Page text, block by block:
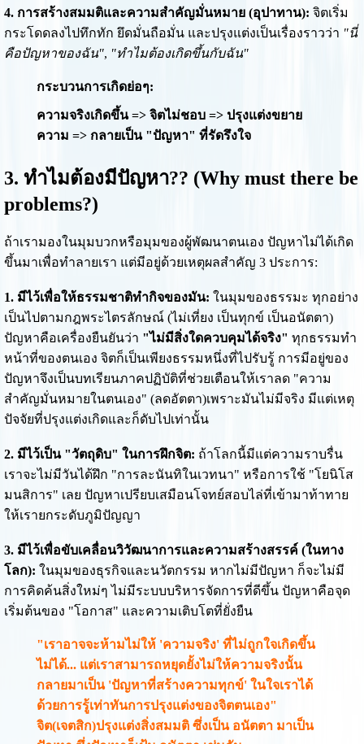
4. การสร้างสมมติและความสำคัญมั่นหมาย (อุปาทาน): จิตเริ่ม
กระโดดลงไปทึกทัก ยึดมั่นถือมั่น และปรุงแต่งเป็นเรื่องราวว่า "นี่
คือปัญหาของฉัน", "ทำไมต้องเกิดขึ้นกับฉัน"
กระบวนการเกิดย่อๆ:
ความจริงเกิดขึ้น => จิตไม่ชอบ => ปรุงแต่งขยาย
ความ => กลายเป็น "ปัญหา" ที่รัดรึงใจ
3. ทำไมต้องมีปัญหา?? (Why must there be
problems?)
ถ้าเรามองในมุมบวกหรือมุมของผู้พัฒนาตนเอง ปัญหาไม่ได้เกิด
ขึ้นมาเพื่อทำลายเรา แต่มีอยู่ด้วยเหตุผลสำคัญ 3 ประการ:
1. มีไว้เพื่อให้ธรรมชาติทำกิจของมัน: ในมุมของธรรมะ ทุกอย่าง
เป็นไปตามกฎพระไตรลักษณ์ (ไม่เที่ยง เป็นทุกข์ เป็นอนัตตา)
ปัญหาคือเครื่องยืนยันว่า "ไม่มีสิ่งใดควบคุมได้จริง" ทุกธรรมทำ
หน้าที่ของตนเอง จิตก็เป็นเพียงธรรมหนึ่งที่ไปรับรู้ การมีอยู่ของ
ปัญหาจึงเป็นบทเรียนภาคปฏิบัติที่ช่วยเตือนให้เราลด "ความ
สำคัญมั่นหมายในตนเอง" (ลดอัตตา)เพราะมันไม่มีจริง มีแต่เหตุ
ปัจจัยที่ปรุงแต่งเกิดและก็ดับไปเท่านั้น
2. มีไว้เป็น "วัตถุดิบ" ในการฝึกจิต: ถ้าโลกนี้มีแต่ความราบรื่น
เราจะไม่มีวันได้ฝึก "การละนันทิในเวทนา" หรือการใช้ "โยนิโส
มนสิการ" เลย ปัญหาเปรียบเสมือนโจทย์สอบไล่ที่เข้ามาท้าทาย
ให้เรายกระดับภูมิปัญญา
3. มีไว้เพื่อขับเคลื่อนวิวัฒนาการและความสร้างสรรค์ (ในทาง
โลก): ในมุมของธุรกิจและนวัตกรรม หากไม่มีปัญหา ก็จะไม่มี
การคิดค้นสิ่งใหม่ๆ ไม่มีระบบบริหารจัดการที่ดีขึ้น ปัญหาคือจุด
เริ่มต้นของ "โอกาส" และความเติบโตที่ยั่งยืน
"เราอาจจะห้ามไม่ให้ 'ความจริง' ที่ไม่ถูกใจเกิดขึ้น
ไม่ได้... แต่เราสามารถหยุดยั้งไม่ให้ความจริงนั้น
กลายมาเป็น 'ปัญหาที่สร้างความทุกข์' ในใจเราได้
ด้วยการรู้เท่าทันการปรุงแต่งของจิตตนเอง"
จิต(เจตสิก)ปรุงแต่งสิ่งสมมติ ซึ่งเป็น อนัตตา มาเป็น